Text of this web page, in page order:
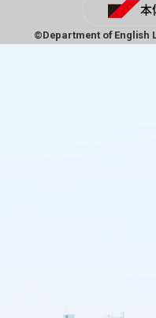
本
©Department of English